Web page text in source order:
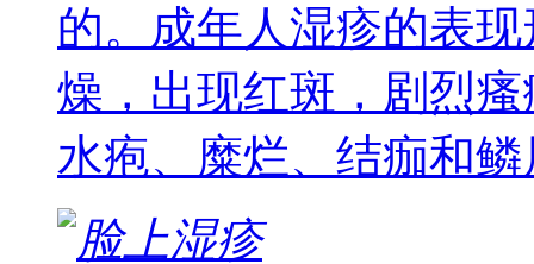
的。成年人湿疹的表
燥，出现红斑，剧烈
水疱、糜烂、结痂和